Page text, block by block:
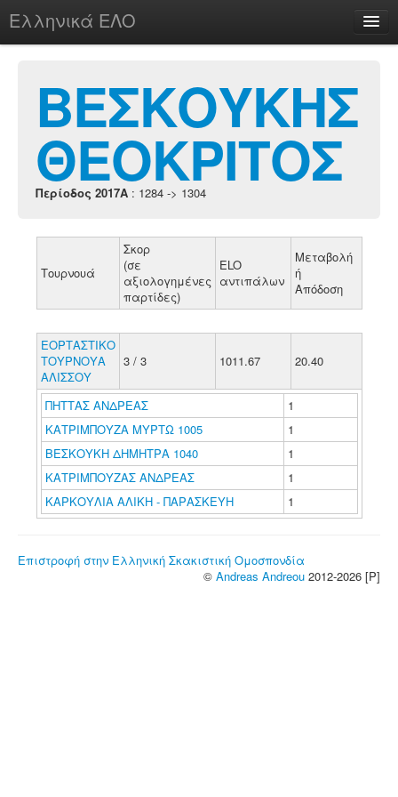
Ελληνικά ΕΛΟ
chesstu.be @ discord
Login
ΒΕΣΚΟΥΚΗΣ
ΘΕΟΚΡΙΤΟΣ
Περίοδος 2017A : 1284 -> 1304
Τουρνουά
Σκορ
(σε
αξιολογημένες
παρτίδες)
ELO
αντιπάλων
Μεταβολή
ή
Απόδοση
ΕΟΡΤΑΣΤΙΚΟ
ΤΟΥΡΝΟΥΑ
ΑΛΙΣΣΟΥ
3 / 3 1011.67 20.40
ΠΗΤΤΑΣ ΑΝΔΡΕΑΣ
1
ΚΑΤΡΙΜΠΟΥΖΑ ΜΥΡΤΩ 1005
1
ΒΕΣΚΟΥΚΗ ΔΗΜΗΤΡΑ 1040
1
ΚΑΤΡΙΜΠΟΥΖΑΣ ΑΝΔΡΕΑΣ
1
ΚΑΡΚΟΥΛΙΑ ΑΛΙΚΗ - ΠΑΡΑΣΚΕΥΗ
1
Επιστροφή στην Ελληνική Σκακιστική Ομοσπονδία
© Andreas Andreou 2012-2026 [P]